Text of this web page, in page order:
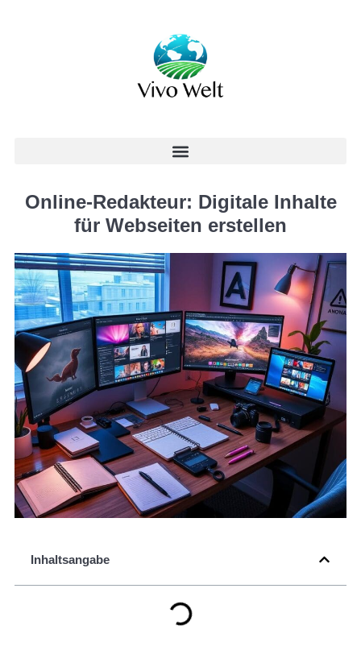
Online-Redakteur: Digitale Inhalte
für Webseiten erstellen
Inhaltsangabe